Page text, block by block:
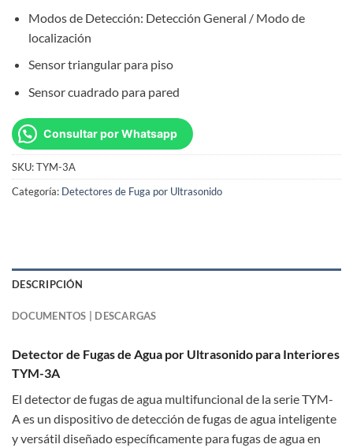
Modos de Detección: Detección General / Modo de
localización
Sensor triangular para piso
Sensor cuadrado para pared
Consultar por Whatsapp
SKU:TYM-3A
Categoría: Detectores de Fuga por Ultrasonido
DESCRIPCIÓN
DOCUMENTOS | DESCARGAS
Detector de Fugas de Agua por Ultrasonido para Interiores
TYM-3A
El detector de fugas de agua multifuncional de la serie TYM-
A es un dispositivo de detección de fugas de agua inteligente
y versátil diseñado específicamente para fugas de agua en